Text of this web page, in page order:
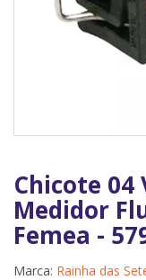
Chicote 04
Medidor
Femea -
Marca: Rainha das